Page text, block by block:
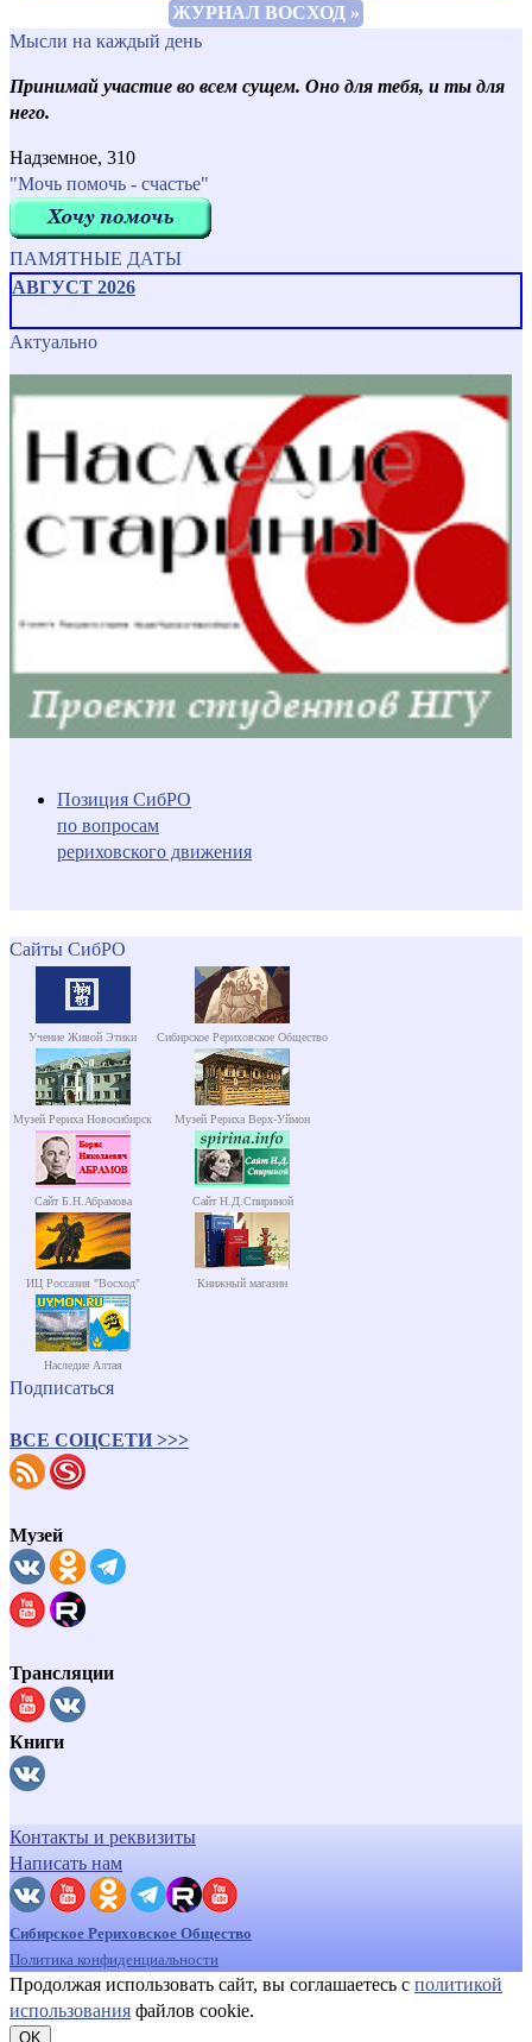
ЖУРНАЛ ВОСХОД »
Мысли на каждый день
Принимай участие во всем сущем. Оно для тебя, и ты для
него.
Надземное, 310
"Мочь помочь - счастье"
ПАМЯТНЫЕ ДАТЫ
АВГУСТ 2026
Актуально
Позиция СибРО
по вопросам
рериховского движения
Сайты СибРО
Учение Живой Этики Сибирское Рериховское Общество
Музей Рериха Новосибирск Музей Рериха Верх-Уймон
Сайт Б.Н.Абрамова Сайт Н.Д.Спириной
ИЦ Россазия "Восход" Книжный магазин
Наследие Алтая
Подписаться
ВСЕ СОЦСЕТИ >>>
Музей
Трансляции
Книги
Контакты и реквизиты
Написать нам
Сибирское Рериховское Общество
Политика конфиденциальности
Продолжая использовать сайт, вы соглашаетесь с политикой
использования файлов cookie.
OK